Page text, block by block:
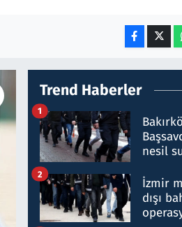
Trend Haberler
nesil
1
İzmir
dışı
2